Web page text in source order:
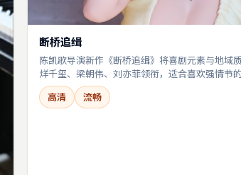
断桥追缉
陈凯歌导演新作《断桥追缉》将喜剧元素与地域
烊千玺、梁朝伟、刘亦菲领衔，适合喜欢强情节的
高清
流畅